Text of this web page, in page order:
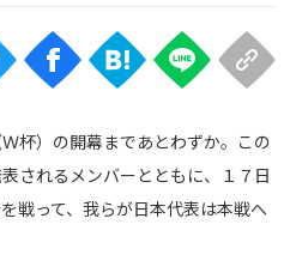
Web
TV
杯）の開幕まであとわずか。この
されるメンバーとともに、１７日
戦って、我らが日本代表は本戦へ